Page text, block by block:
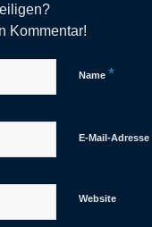
Kommentar!
Name *
E-Mail-Adresse
Website